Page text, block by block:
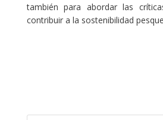
también para abordar las
contribuir a la sostenibilidad